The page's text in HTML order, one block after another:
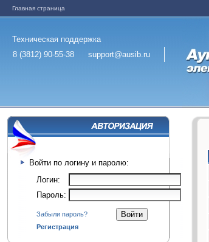
Главная страница
Техническая поддержка
8 (3812) 90-55-38
support@ausib.ru
Войти по логину и паролю:
Логин:
Пароль:
Забыли пароль?
Регистрация